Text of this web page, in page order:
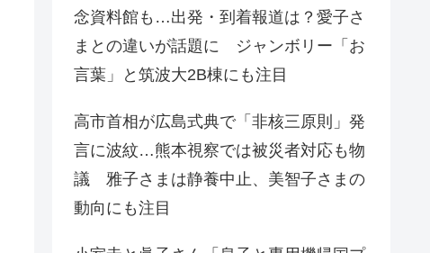
念資料館も…出発・到着報道は？愛子さ
まとの違いが話題に ジャンボリー「お
言葉」と筑波大2B棟にも注目
高市首相が広島式典で「非核三原則」発
言に波紋…熊本視察では被災者対応も物
議 雅子さまは静養中止、美智子さまの
動向にも注目